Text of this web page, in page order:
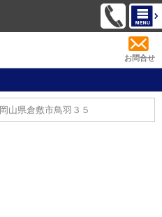
お問合せ
岡山県倉敷市鳥羽３５